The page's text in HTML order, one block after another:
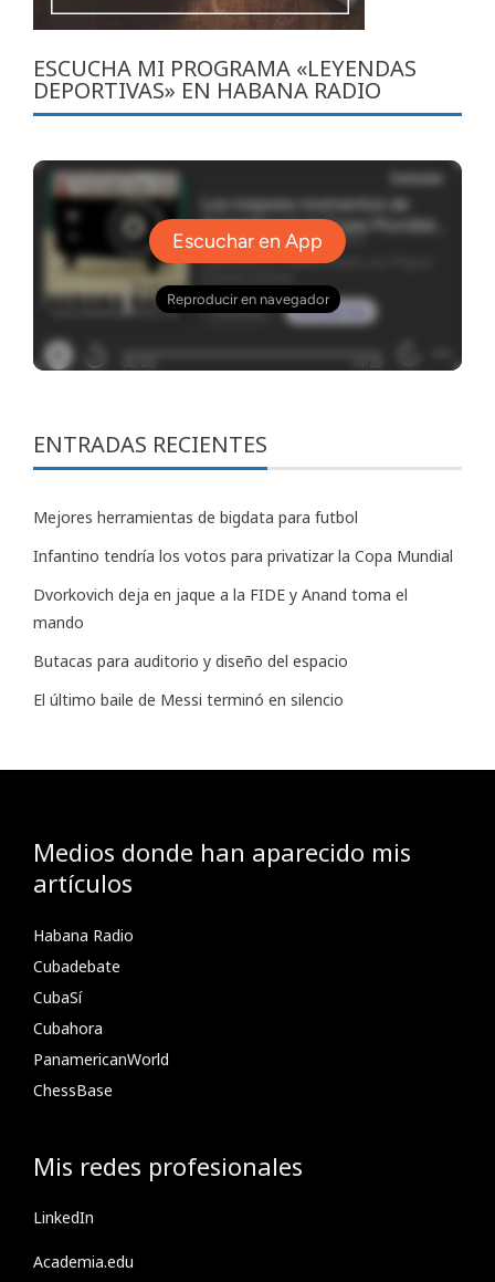
ESCUCHA MI PROGRAMA «LEYENDAS
DEPORTIVAS» EN HABANA RADIO
ENTRADAS RECIENTES
Mejores herramientas de bigdata para futbol
Infantino tendría los votos para privatizar la Copa Mundial
Dvorkovich deja en jaque a la FIDE y Anand toma el
mando
Butacas para auditorio y diseño del espacio
El último baile de Messi terminó en silencio
Medios donde han aparecido mis
artículos
Habana Radio
Cubadebate
CubaSí
Cubahora
PanamericanWorld
ChessBase
Mis redes profesionales
LinkedIn
Academia.edu